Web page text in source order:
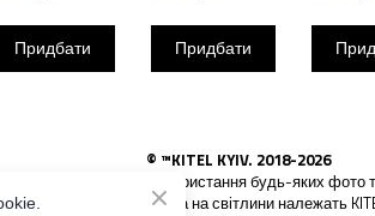
Придбати Придбати
© ™KITEL KYIV. 2018-2026
Використання будь-яких фото
права на світлини належать